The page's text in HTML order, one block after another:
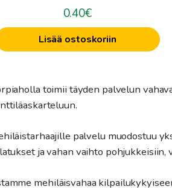
0.40€
Lisää ostoskoriin
toimii täyden palvelun
palvelu muodostuu
ja vahan vaihto
mehiläisvahaa